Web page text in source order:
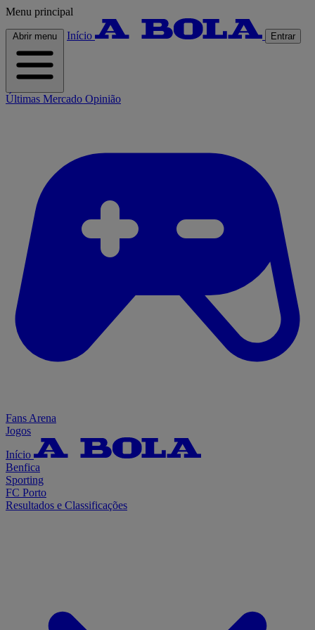
Menu principal
Abrir menu Início Entrar
Últimas Mercado Opinião
Fans Arena
Jogos
Início
Benfica
Sporting
FC Porto
Resultados e Classificações